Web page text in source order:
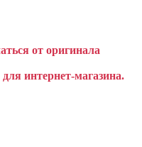
от оригинала
интернет-магазина.